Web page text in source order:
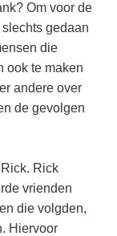
Om voor de
gedaan
die
ook te maken
andere over
de gevolgen
Rick
vrienden
die volgden,
Hiervoor